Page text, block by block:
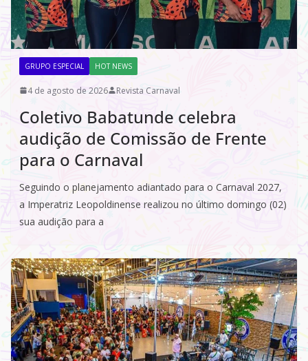
GRUPO ESPECIAL HOT NEWS
4 de agosto de 2026 Revista Carnaval
Coletivo Babatunde celebra
audição de Comissão de Frente
para o Carnaval
Seguindo o planejamento adiantado para o Carnaval 2027,
a Imperatriz Leopoldinense realizou no último domingo (02)
sua audição para a